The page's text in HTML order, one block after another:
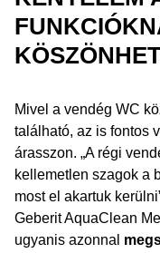
Mivel a vendég WC
található, az is fontos
árasszon. „A régi
kellemetlen szagok a
most el akartuk
Geberit AquaClean
ugyanis azonnal